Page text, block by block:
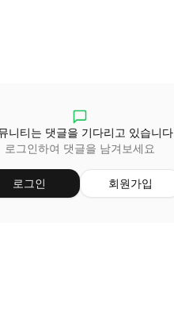
니티는 댓글을 기다리고 있습니다
로그인하여 댓글을 남겨보세요
로그인 회원가입